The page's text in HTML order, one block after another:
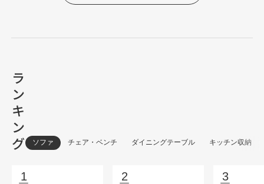
ラ
ン
キ
ン
グ
ソファ チェア・ベンチ ダイニングテーブル キッチン収納